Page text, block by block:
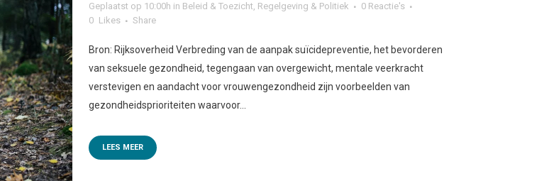
Geplaatst op 10:00h in Beleid & Toezicht, Regelgeving & Politiek
0 Reactie's
0 Likes Share
Bron: Rijksoverheid Verbreding van de aanpak suïcidepreventie, het bevorderen
van seksuele gezondheid, tegengaan van overgewicht, mentale veerkracht
verstevigen en aandacht voor vrouwengezondheid zijn voorbeelden van
gezondheidsprioriteiten waarvoor...
LEES MEER